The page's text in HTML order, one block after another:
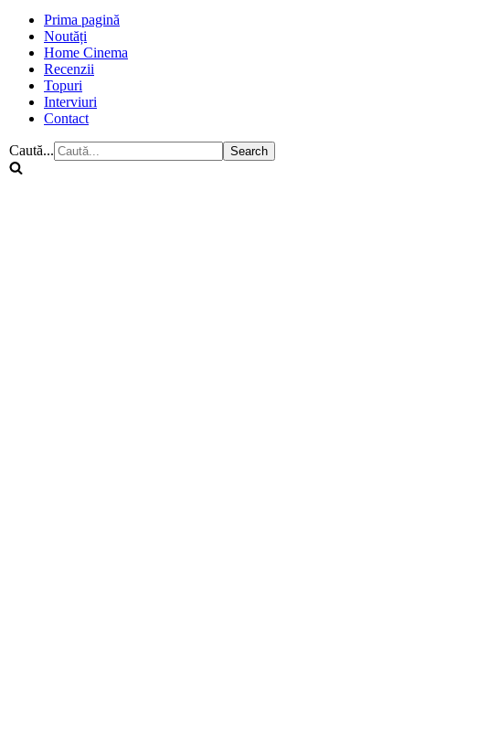
Prima pagină
Noutăți
Home Cinema
Recenzii
Topuri
Interviuri
Contact
Caută...